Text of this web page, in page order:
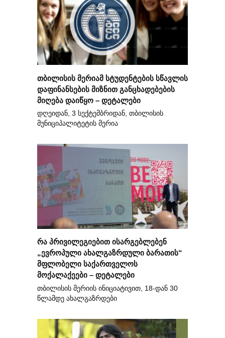
თბილისის მერიამ სტუდენტების სწავლის
დაფინანსების მიზნით განცხადებების
მიღება დაიწყო – დეტალები
დღეიდან, 3 სექტემბრიდან, თბილისის
მუნიციპალიტეტის მერია
რა პრივილეგიებით ისარგებლებენ
„ევროპული ახალგაზრდული ბარათის“
მფლობელი საქართველოს
მოქალაქეები – დეტალები
თბილისის მერიის ინიციატივით, 18-დან 30
წლამდე ახალგაზრდები